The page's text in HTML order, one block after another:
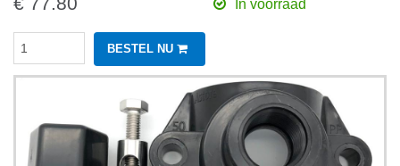
In voorraad
BESTEL NU